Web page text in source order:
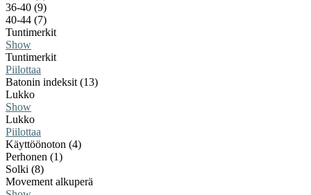
36-40 (9)
40-44 (7)
Tuntimerkit
Show
Tuntimerkit
Piilottaa
Batonin indeksit (13)
Lukko
Show
Lukko
Piilottaa
Käyttöönoton (4)
Perhonen (1)
Solki (8)
Movement alkuperä